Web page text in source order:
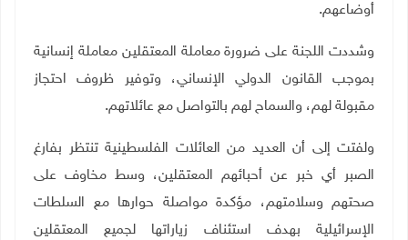
أوضاعهم.
وشددت اللجنة على ضرورة معاملة المعتقلين معاملة إنسانية
بموجب القانون الدولي الإنساني، وتوفير ظروف احتجاز
مقبولة لهم، والسماح لهم بالتواصل مع عائلاتهم.
ولفتت إلى أن العديد من العائلات الفلسطينية تنتظر بفارغ
الصبر أي خبر عن أحبائهم المعتقلين، وسط مخاوف على
صحتهم وسلامتهم، مؤكدة مواصلة حوارها مع السلطات
الإسرائيلية بهدف استئناف زياراتها لجميع المعتقلين